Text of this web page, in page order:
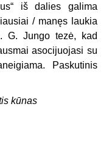
iš dalies galima
/ manęs laukia
G. Jungo tezė, kad
asocijuojasi su
Paskutinis
kūnas